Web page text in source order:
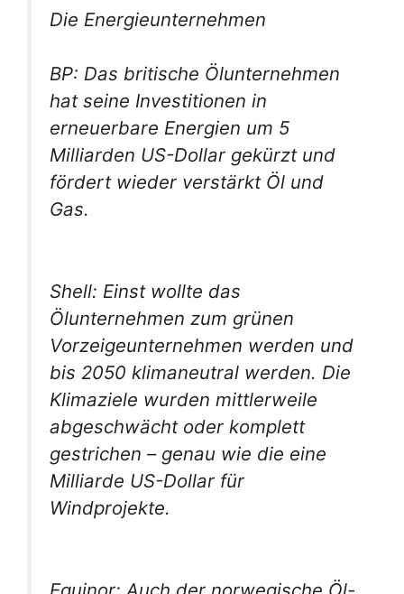
Die Energieunternehmen
BP: Das britische Ölunternehmen
hat seine Investitionen in
erneuerbare Energien um 5
Milliarden US-Dollar gekürzt und
fördert wieder verstärkt Öl und
Gas.
Shell: Einst wollte das
Ölunternehmen zum grünen
Vorzeigeunternehmen werden und
bis 2050 klimaneutral werden. Die
Klimaziele wurden mittlerweile
abgeschwächt oder komplett
gestrichen – genau wie die eine
Milliarde US-Dollar für
Windprojekte.